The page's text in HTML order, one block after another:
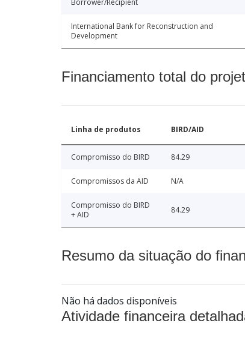
Borrower/Recipient
International Bank for Reconstruction and
Development
Financiamento total do
Linha de produtos BIRD/AID
Compromisso do BIRD 84.29
Compromissos da AID N/A
Compromisso do BIRD
+ AID
84.29
Resumo da situação do
Não há dados disponíveis
Atividade financeira